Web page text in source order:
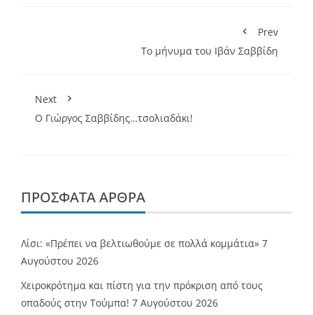
Prev
To μήνυμα του Ιβάν Σαββίδη
Next
Ο Γιώργος Σαββίδης…τσολιαδάκι!
ΠΡΌΣΦΑΤΑ ΆΡΘΡΑ
Λίσι: «Πρέπει να βελτιωθούμε σε πολλά κομμάτια» 7
Αυγούστου 2026
Χειροκρότημα και πίστη για την πρόκριση από τους
οπαδούς στην Τούμπα! 7 Αυγούστου 2026